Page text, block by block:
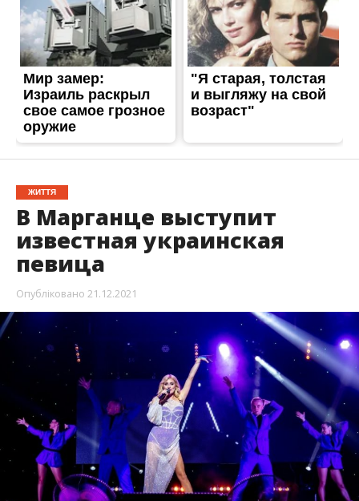
ЖИТТЯ
В Марганце выступит
известная украинская
певица
Опубліковано 21.12.2021